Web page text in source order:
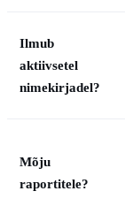
Ilmub
aktiivsetel
nimekirjadel?
Mõju
raportitele?